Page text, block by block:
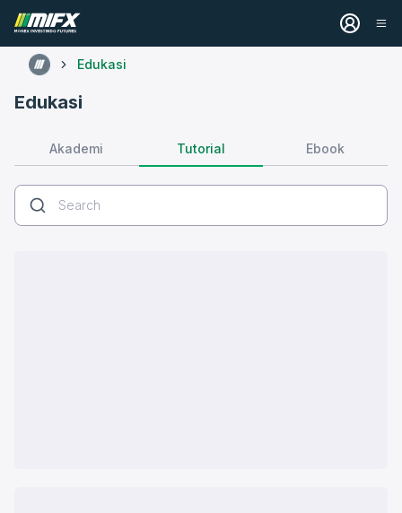
Edukasi
Edukasi
Akademi Tutorial Ebook